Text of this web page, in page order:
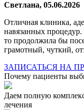
Светлана, 05.06.2026
Отличная клиника,
навязанных
то продолжила бы
грамотный, чуткий,
ЗАПИСАТЬСЯ НА
Почему пациенты
Даем полную
лечения